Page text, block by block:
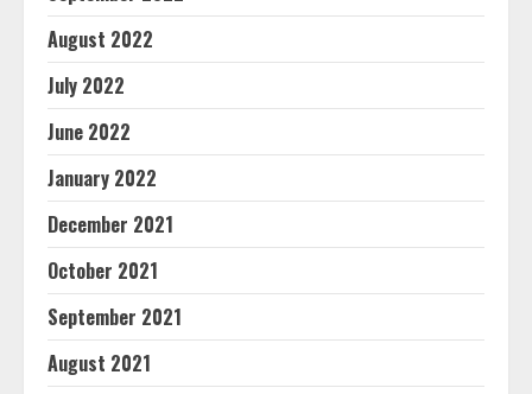
August 2022
July 2022
June 2022
January 2022
December 2021
October 2021
September 2021
August 2021